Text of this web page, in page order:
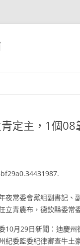
定主，1個
夜常委會黨組副書記
立青農布，德欽縣委常
10月29日新聞：迪慶
紀委監委紀律審查牛